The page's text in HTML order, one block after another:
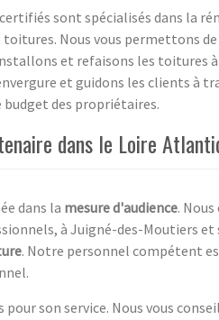
sont spécialisés dans la
Nous vous permettons
et refaisons les toitures
et guidons les clients à
des propriétaires.
dans le Loire
dans la mesure d'audience.
à Juigné-des-Moutiers et
. Notre personnel compétent
son service. Nous vous